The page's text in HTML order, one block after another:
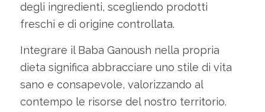
degli ingredienti, scegliendo prodotti
freschi e di origine controllata.
Integrare il Baba Ganoush nella propria
dieta significa abbracciare uno stile di vita
sano e consapevole, valorizzando al
contempo le risorse del nostro territorio.